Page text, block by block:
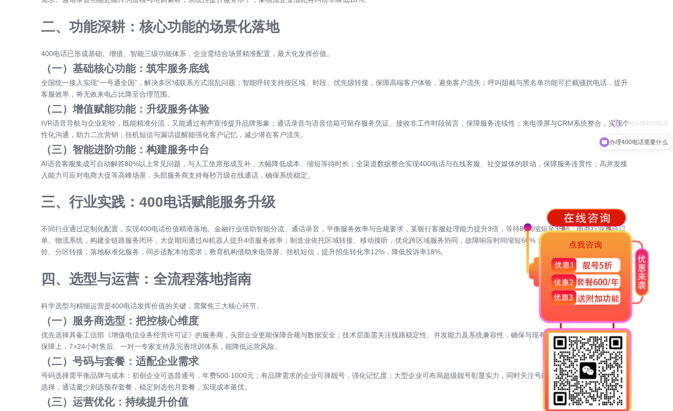
二、功能深耕：核心功能的场景化落地
400电话已形成基础、增值、智能三级功能体系，企业需结合场景精准配置，最大化发挥价值。
（一）基础核心功能：筑牢服务底线
全国统一接入实现“一号通全国”，解决多区域联系方式混乱问题；智能呼转支持按区域、时段、优先级转接，保障高端客户体验，避免客户流失；呼叫阻截与黑名单功能可拦截骚扰电话，提升
客服效率，将无效来电占比降至合理范围。
（二）增值赋能功能：升级服务体验
IVR语音导航与企业彩铃，既能精准分流，又能通过有声宣传提升品牌形象；通话录音与语音信箱可留存服务凭证、接收非工作时段留言，保障服务连续性；来电弹屏与CRM系统整合，实现个
性化沟通，助力二次营销；挂机短信与漏话提醒能强化客户记忆，减少潜在客户流失。
（三）智能进阶功能：构建服务中台
AI语音客服集成可自动解答80%以上常见问题，与人工坐席形成互补，大幅降低成本、缩短等待时长；全渠道数据整合实现400电话与在线客服、社交媒体的联动，保障服务连贯性；高并发接
入能力可应对电商大促等高峰场景，头部服务商支持每秒万级在线通话，确保系统稳定。
三、行业实践：400电话赋能服务升级
不同行业通过定制化配置，实现400电话价值精准落地。金融行业借助智能分流、通话录音，平衡服务效率与合规要求，某银行客服处理能力提升3倍，等待时间缩短至35秒；电商行业整合订
单、物流系统，构建全链路服务闭环，大促期间通过AI机器人提升4倍服务效率；制造业依托区域转接、移动接听，优化跨区域服务协同，故障响应时间缩短60%；连锁零售企业通过统一彩
铃、分区转接，落地标准化服务，同步适配本地需求；教育机构借助来电弹屏、挂机短信，提升招生转化率12%，降低投诉率18%。
四、选型与运营：全流程落地指南
科学选型与精细运营是400电话发挥价值的关键，需聚焦三大核心环节。
（一）服务商选型：把控核心维度
优先选择具备工信部《增值电信业务经营许可证》的服务商，头部企业更能保障合规与数据安全；技术层面需关注线路稳定性、并发能力及系统兼容性，确保与现有CRM、ERP系统互通；服务
保障上，7×24小时售后、一对一专家支持及完善培训体系，能降低运营风险。
（二）号码与套餐：适配企业需求
号码选择需平衡品牌与成本：初创企业可选普通号，年费500-1000元；有品牌需求的企业可择靓号，强化记忆度；大型企业可布局超级靓号彰显实力，同时关注号段适配性。套餐需按通话量
选择，通话量少则选预存套餐，稳定则选包月套餐，实现成本最优。
（三）运营优化：持续提升价值
办理400电话需要什么